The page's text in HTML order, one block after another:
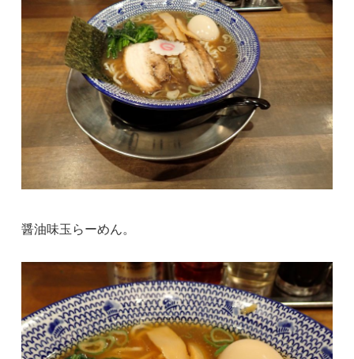
醤油味玉らーめん。